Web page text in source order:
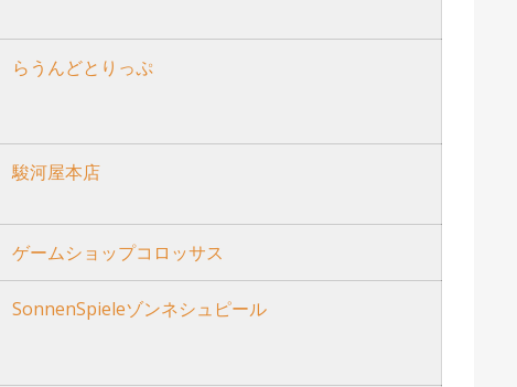
らうんどとりっぷ
駿河屋本店
ゲームショップコロッサス
SonnenSpieleゾンネシュピール